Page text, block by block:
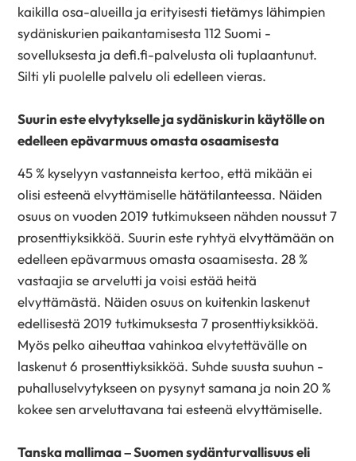
kaikilla osa-alueilla ja erityisesti tietämys lähimpien
sydäniskurien paikantamisesta 112 Suomi -
sovelluksesta ja defi.fi-palvelusta oli tuplaantunut.
Silti yli puolelle palvelu oli edelleen vieras.
Suurin este elvytykselle ja sydäniskurin käytölle on
edelleen epävarmuus omasta osaamisesta
45 % kyselyyn vastanneista kertoo, että mikään ei
olisi esteenä elvyttämiselle hätätilanteessa. Näiden
osuus on vuoden 2019 tutkimukseen nähden noussut 7
prosenttiyksikköä. Suurin este ryhtyä elvyttämään on
edelleen epävarmuus omasta osaamisesta. 28 %
vastaajia se arvelutti ja voisi estää heitä
elvyttämästä. Näiden osuus on kuitenkin laskenut
edellisestä 2019 tutkimuksesta 7 prosenttiyksikköä.
Myös pelko aiheuttaa vahinkoa elvytettävälle on
laskenut 6 prosenttiyksikköä. Suhde suusta suuhun -
puhalluselvytykseen on pysynyt samana ja noin 20 %
kokee sen arveluttavana tai esteenä elvyttämiselle.
Tanska mallimaa – Suomen sydänturvallisuus eli